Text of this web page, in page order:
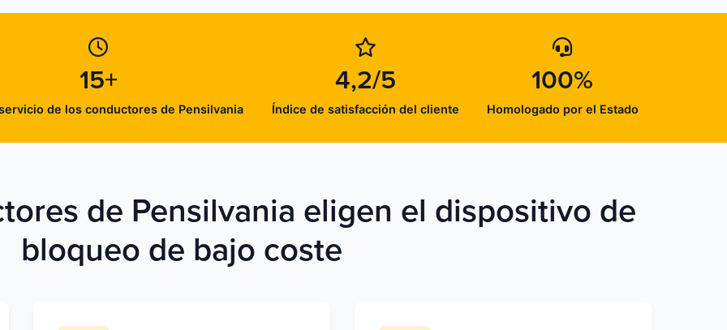
15+
de los conductores de Pensilvania
4,2/5
Índice de satisfacción del cliente
100%
Homologado por el Estado
de Pensilvania eligen el dispositivo de
bloqueo de bajo coste